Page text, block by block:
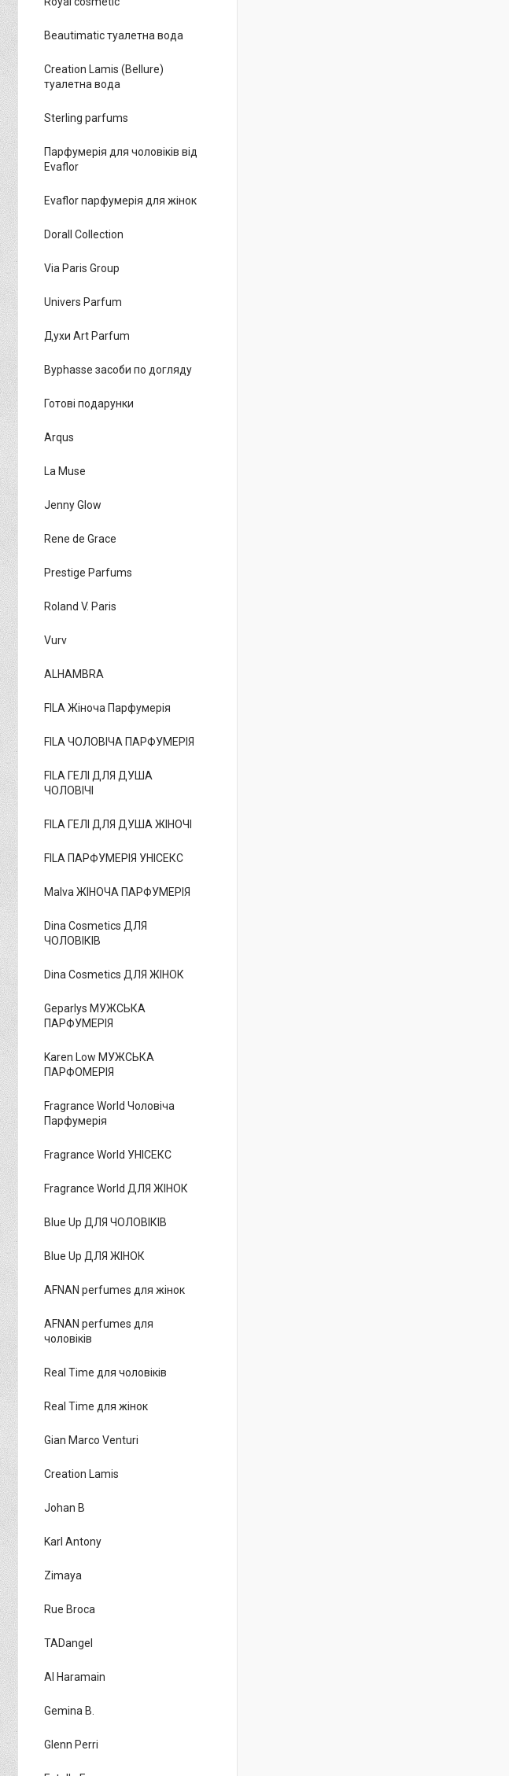
Beautimatic туалетна вода
Creation Lamis (Bellure)
туалетна вода
Sterling parfums
Парфумерія для чоловіків від
Evaflor
Evaflor парфумерія для жінок
Dorall Collection
Via Paris Group
Univers Parfum
Духи Art Parfum
Byphasse засоби по догляду
Готові подарунки
Arqus
La Muse
Jenny Glow
Rene de Grace
Prestige Parfums
Roland V. Paris
Vurv
ALHAMBRA
FILA Жіноча Парфумерія
FILA ЧОЛОВІЧА ПАРФУМЕРІЯ
FILA ГЕЛІ ДЛЯ ДУША
ЧОЛОВІЧІ
FILA ГЕЛІ ДЛЯ ДУША ЖІНОЧІ
FILA ПАРФУМЕРІЯ УНІСЕКС
Malva ЖІНОЧА ПАРФУМЕРІЯ
Dina Cosmetics ДЛЯ
ЧОЛОВІКІВ
Dina Cosmetics ДЛЯ ЖІНОК
Geparlys МУЖСЬКА
ПАРФУМЕРІЯ
Karen Low МУЖСЬКА
ПАРФОМЕРІЯ
Fragrance World Чоловіча
Парфумерія
Fragrance World УНІСЕКС
Fragrance World ДЛЯ ЖІНОК
Blue Up ДЛЯ ЧОЛОВІКІВ
Blue Up ДЛЯ ЖІНОК
AFNAN perfumes для жінок
AFNAN perfumes для
чоловіків
Real Time для чоловіків
Real Time для жінок
Gian Marco Venturi
Creation Lamis
Johan B
Karl Antony
Zimaya
Rue Broca
TADangel
Al Haramain
Gemina B.
Glenn Perri